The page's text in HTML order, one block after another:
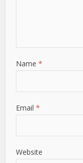
Name*
Email*
Website